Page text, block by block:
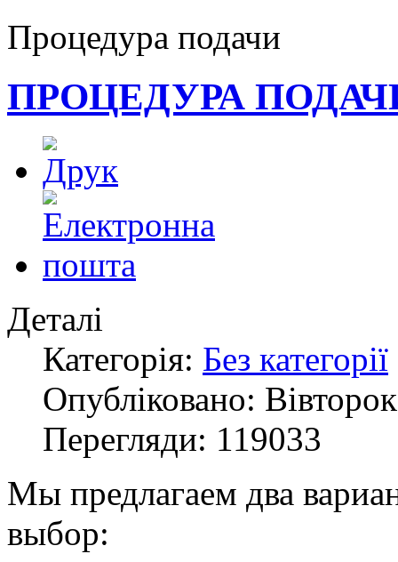
Процедура подачи
ПРОЦЕДУРА
Деталі
Категорія: Без категорії
Опубліковано:
Перегляди: 119033
Мы предлагаем два
выбор: